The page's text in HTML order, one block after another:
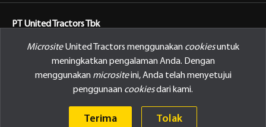
MicrositeUnited Tractors menggunakan cookiesuntuk
meningkatkan pengalaman Anda. Dengan
menggunakan micrositeini, Anda telah menyetujui
penggunaan cookiesdari kami.
Terima Tolak
PT United Tractors Tbk
Kebijakan Privasi
© 2026 PT United Tractors Tbk